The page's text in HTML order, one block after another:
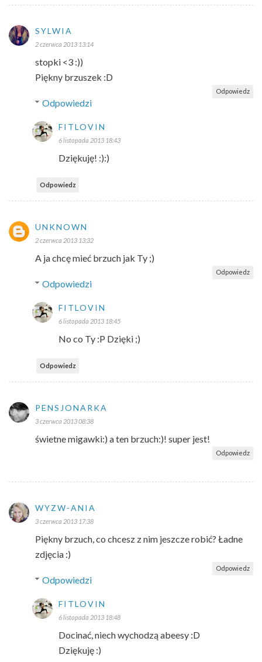
SYLWIA
2 czerwca 2013 13:14
stopki <3 :))
Piękny brzuszek :D
Odpowiedz
Odpowiedzi
FITLOVIN
6 listopada 2013 18:43
Dziękuję! :):)
Odpowiedz
UNKNOWN
2 czerwca 2013 13:32
A ja chcę mieć brzuch jak Ty ;)
Odpowiedz
Odpowiedzi
FITLOVIN
6 listopada 2013 18:45
No co Ty :P Dzięki ;)
Odpowiedz
PENSJONARKA
3 czerwca 2013 08:38
świetne migawki:) a ten brzuch:)! super jest!
Odpowiedz
WYZW-ANIA
3 czerwca 2013 17:38
Piękny brzuch, co chcesz z nim jeszcze robić? Ładne
zdjęcia :)
Odpowiedz
Odpowiedzi
FITLOVIN
6 listopada 2013 18:48
Docinać, niech wychodzą abeesy :D
Dziękuję :)